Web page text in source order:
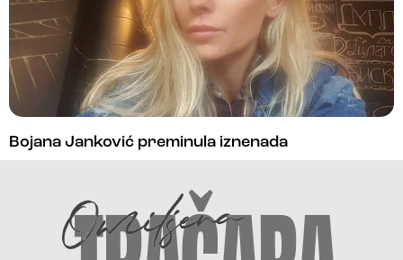
Bojana Janković preminula iznenada